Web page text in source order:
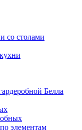
со столами
Белла
элементам